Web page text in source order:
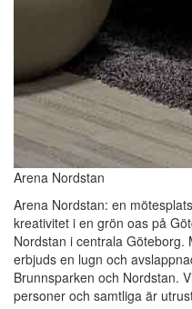
Arena Nordstan
Arena Nordstan: en
kreativitet i en grön oas på
Nordstan i centrala
erbjuds en lugn och
Brunnsparken och Nordstan.
personer och samtliga är